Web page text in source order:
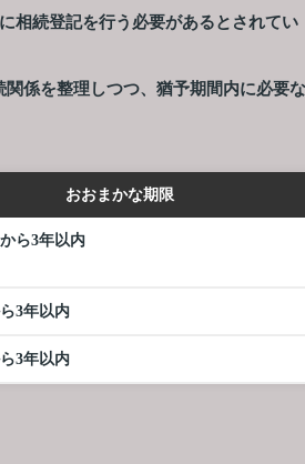
相続登記を行う必要があるとされてい
係を整理しつつ、猶予期間内に必要な
おおまかな期限
ら3年以内
3年以内
3年以内